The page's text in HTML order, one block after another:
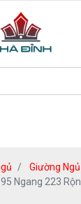
Giường Ngủ
Ngang 223